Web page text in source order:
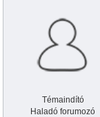
Témaindító
Haladó forumozó